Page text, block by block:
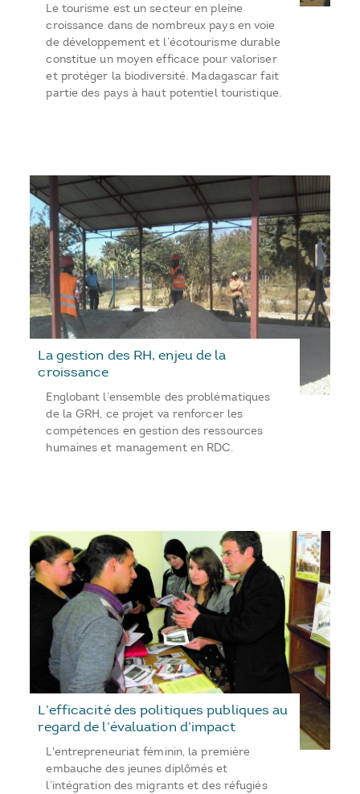
Le tourisme est un secteur en pleine
croissance dans de nombreux pays en voie
de développement et l’écotourisme durable
constitue un moyen efficace pour valoriser
et protéger la biodiversité. Madagascar fait
partie des pays à haut potentiel touristique.
La gestion des RH, enjeu de la
croissance
Englobant l’ensemble des problématiques
de la GRH, ce projet va renforcer les
compétences en gestion des ressources
humaines et management en RDC.
L’efficacité des politiques publiques au
regard de l’évaluation d’impact
L'entrepreneuriat féminin, la première
embauche des jeunes diplômés et
l’intégration des migrants et des réfugiés